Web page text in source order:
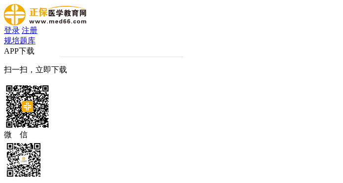
登录 注册
规培题库
APP下载
扫一扫，立即下载
微 信